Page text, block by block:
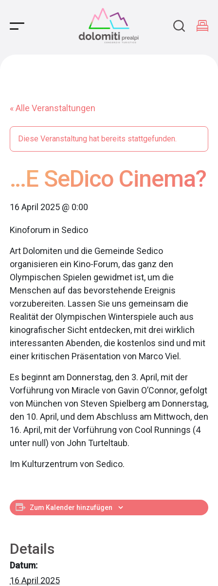
Main Navigation
« Alle Veranstaltungen
Diese Veranstaltung hat bereits stattgefunden.
…E SeDico Cinema?
16 April 2025 @ 0:00
Kinoforum in Sedico
Art Dolomiten und die Gemeinde Sedico
organisieren ein Kino-Forum, das ganz den
Olympischen Spielen gewidmet ist, um die
Menschen auf das bevorstehende Ereignis
vorzubereiten. Lassen Sie uns gemeinsam die
Realität der Olympischen Winterspiele auch aus
kinografischer Sicht entdecken, mit drei wirklich
interessanten Abenden, die kostenlos sind und mit
einer kritischen Präsentation von Marco Viel.
Es beginnt am Donnerstag, den 3. April, mit der
Vorführung von Miracle von Gavin O’Connor, gefolgt
von München von Steven Spielberg am Donnerstag,
den 10. April, und dem Abschluss am Mittwoch, den
16. April, mit der Vorführung von Cool Runnings (4
unter null) von John Turteltaub.
Im Kulturzentrum von Sedico.
Zum Kalender hinzufügen
Details
Datum:
16 April 2025